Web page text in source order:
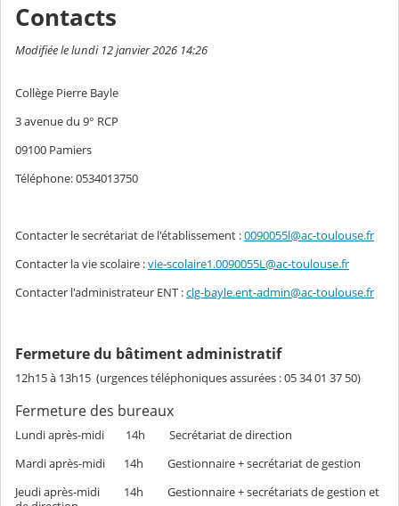
Contacts
Modifiée le lundi 12 janvier 2026 14:26
Collège Pierre Bayle
3 avenue du 9° RCP
09100 Pamiers
Téléphone: 0534013750
Contacter le secrétariat de l'établissement :0090055l@ac-toulouse.fr
Contacter la vie scolaire :vie-scolaire1.0090055L@ac-toulouse.fr
Contacter l'administrateur ENT :clg-bayle.ent-admin@ac-toulouse.fr
Fermeture du bâtiment administratif
12h15 à 13h15 (urgences téléphoniques assurées : 05 34 01 37 50)
Fermeture des bureaux
Lundi après-midi 14h Secrétariat de direction
Mardi après-midi 14h Gestionnaire + secrétariat de gestion
Jeudi après-midi 14h Gestionnaire + secrétariats de gestion et